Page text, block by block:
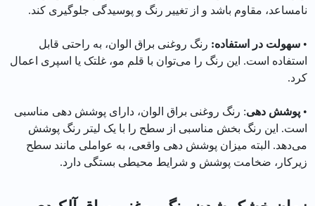
نامساعد، مقاوم باشد و از تغییر رنگ و پوسیدگی جلوگیری کند.
•سهولت در استفاده: رنگ روغنی براق الوان، به راحتی قابل
استفاده است. این رنگ را می‌توان با قلم مو، غلتک یا اسپری اعمال
کرد.
•پوشش دهی: رنگ روغنی براق الوان، دارای پوشش دهی مناسبی
است. این رنگ بخش مناسبی از سطح را با یک لیتر رنگ پوشش
می‌دهد. البته میزان پوشش دهی واقعی، به عواملی مانند سطح
زیرکار، ضخامت پوشش و شرایط محیطی بستگی دارد.